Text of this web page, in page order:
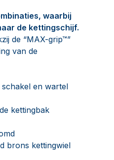
waarbij
de kettingschijf.
de “MAX-grip™”
van de
en wartel
kettingbak
brons kettingwiel